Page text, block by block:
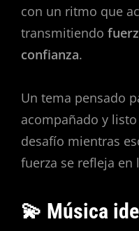
con un ritmo que
transmitiendo
confianza.
Un tema pensado
acompañado y
desafío mientras
fuerza se refleja en
💫 Música